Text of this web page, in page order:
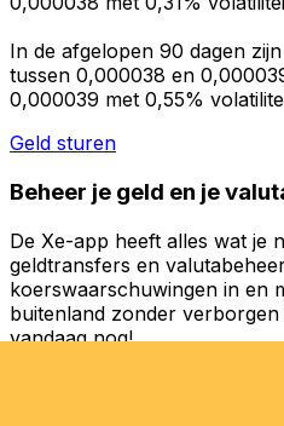
In de afgelopen 90 dagen
tussen 0,000038 en
0,000039 met 0,55%
Geld sturen
Beheer je geld en je
De Xe-app heeft alles wat je
geldtransfers en
koerswaarschuwingen in en
buitenland zonder
vandaag nog!